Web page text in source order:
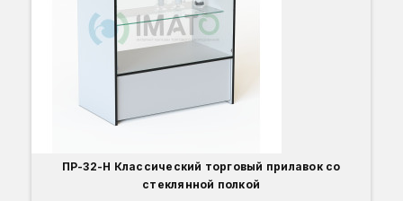
ПР-32-Н Классический торговый прилавок со
стеклянной полкой